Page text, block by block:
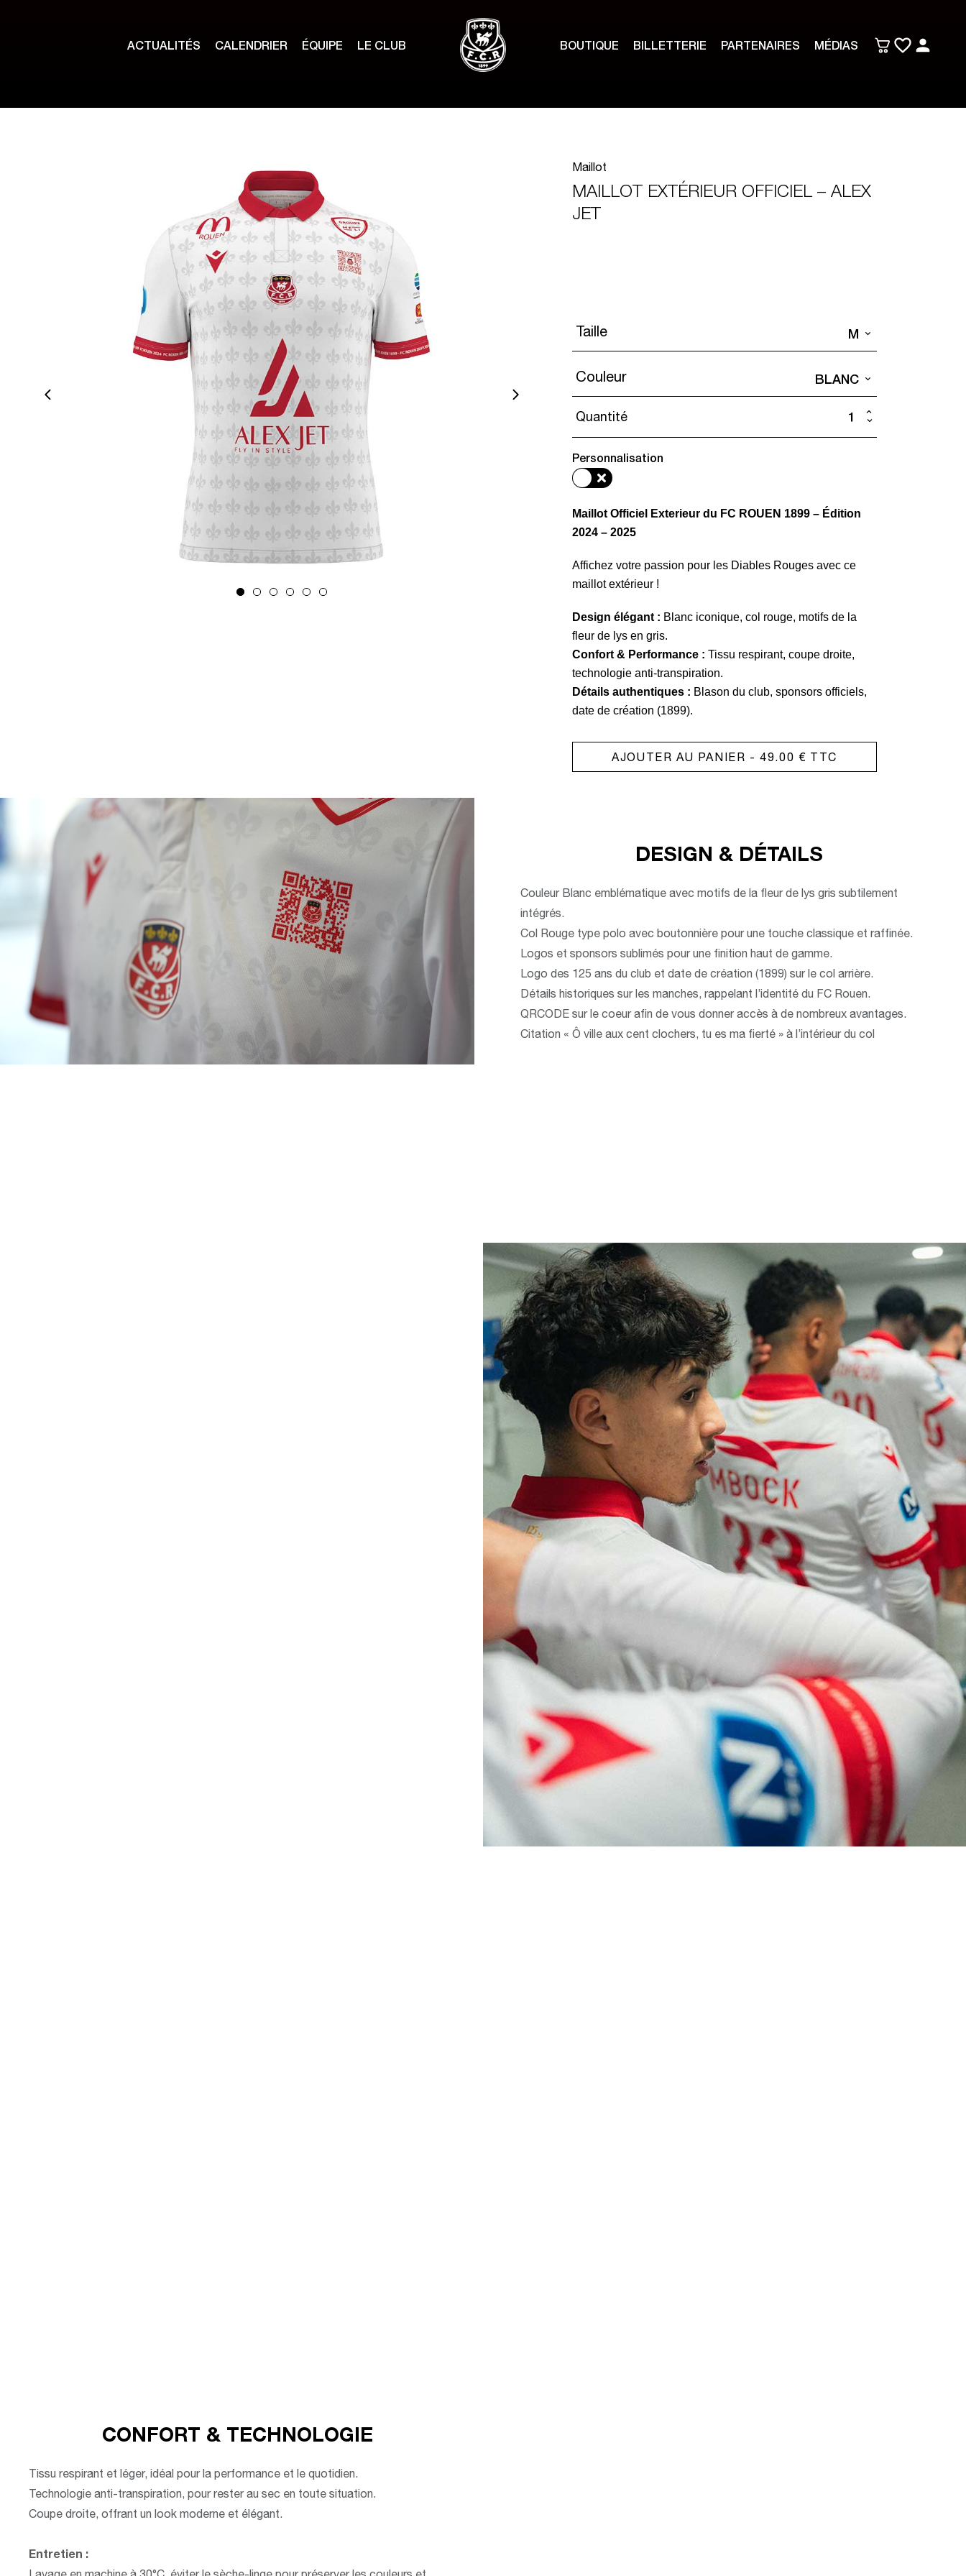
ACTUALITÉS CALENDRIER ÉQUIPE LE CLUB BOUTIQUE BILLETTERIE PARTENAIRES MÉDIAS
Maillot
MAILLOT EXTÉRIEUR OFFICIEL – ALEX
JET
Taille M
Couleur BLANC
Quantité
Officiel
JET
Personnalisation
Maillot Officiel Exterieur du FC ROUEN 1899 – Édition
2024 – 2025
Affichez votre passion pour les Diables Rouges avec ce
maillot extérieur !
Design élégant : Blanc iconique, col rouge, motifs de la
fleur de lys en gris.
Confort & Performance : Tissu respirant, coupe droite,
technologie anti-transpiration.
Détails authentiques : Blason du club, sponsors officiels,
date de création (1899).
AJOUTER AU PANIER - 49.00 € TTC
DESIGN & DÉTAILS
Couleur Blanc emblématique avec motifs de la fleur de lys gris subtilement
intégrés.
Col Rouge type polo avec boutonnière pour une touche classique et raffinée.
Logos et sponsors sublimés pour une finition haut de gamme.
Logo des 125 ans du club et date de création (1899) sur le col arrière.
Détails historiques sur les manches, rappelant l’identité du FC Rouen.
QRCODE sur le coeur afin de vous donner accès à de nombreux avantages.
Citation « Ô ville aux cent clochers, tu es ma fierté » à l’intérieur du col
CONFORT & TECHNOLOGIE
Tissu respirant et léger, idéal pour la performance et le quotidien.
Technologie anti-transpiration, pour rester au sec en toute situation.
Coupe droite, offrant un look moderne et élégant.
Entretien :